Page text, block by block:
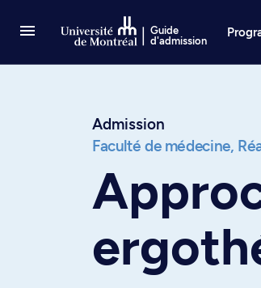
Guide
d'admission
Admission
Faculté de médecine,